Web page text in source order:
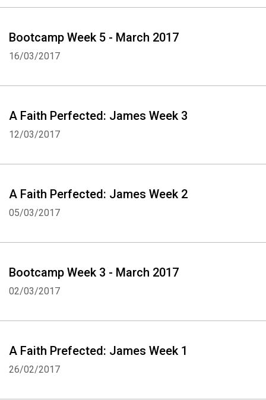
Bootcamp Week 5 - March 2017
16/03/2017
A Faith Perfected: James Week 3
12/03/2017
A Faith Perfected: James Week 2
05/03/2017
Bootcamp Week 3 - March 2017
02/03/2017
A Faith Prefected: James Week 1
26/02/2017